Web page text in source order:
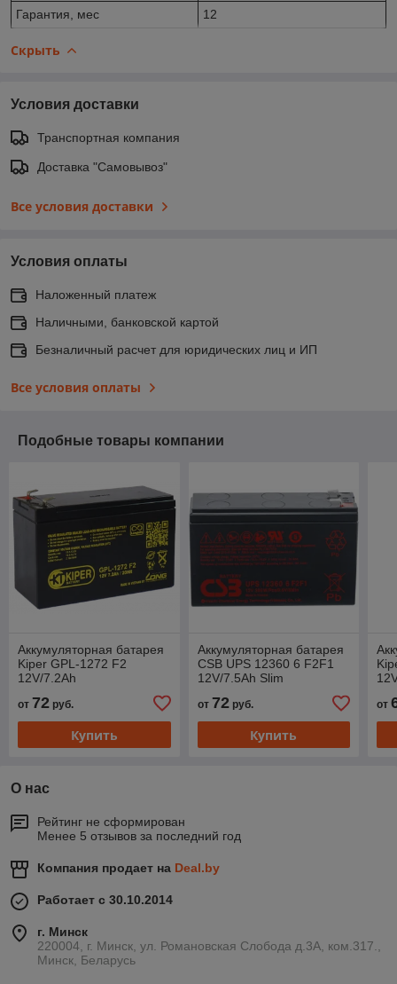
Гарантия, мес 12
Скрыть
Условия доставки
Транспортная компания
Доставка "Самовывоз"
Все условия доставки
Условия оплаты
Наложенный платеж
Наличными, банковской картой
Безналичный расчет для юридических лиц и ИП
Все условия оплаты
Подобные товары компании
Аккумуляторная батарея
Kiper GPL-1272 F2
12V/7.2Ah
от 72 руб.
Купить
Аккумуляторная батарея
CSB UPS 12360 6 F2F1
12V/7.5Ah Slim
от 72руб.
Купить
от
О нас
Рейтинг не сформирован
Менее 5 отзывов за последний год
Компания продает на Deal.by
Работает с 30.10.2014
г. Минск
220004, г. Минск, ул. Романовская Слобода д.3А, ком.317.,
Минск, Беларусь